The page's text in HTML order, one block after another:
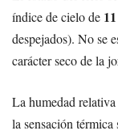
índice de cielo de 11
despejados). No se
carácter seco de la
La humedad
la sensación